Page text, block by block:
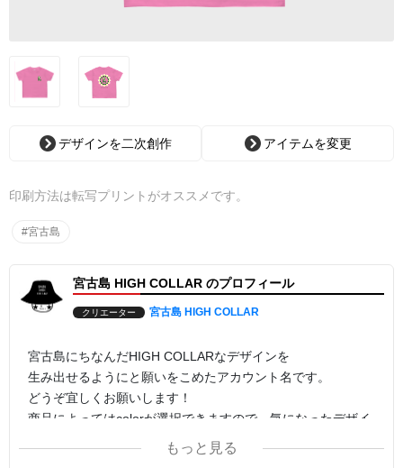
デザインを二次創作 アイテムを変更
印刷方法は転写プリントがオススメです。
#宮古島
宮古島 HIGH COLLAR のプロフィール
クリエーター 宮古島 HIGH COLLAR
宮古島にちなんだHIGH COLLARなデザインを
生み出せるようにと願いをこめたアカウント名です。
どうぞ宜しくお願いします！
商品によってはcolorが選択できますので、気になったデザイ
ンでcolorの変更を試してみてください。
印刷方法は転写プリントがオススメです。
もっと見る